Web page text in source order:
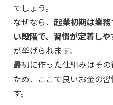
でしょう。
なぜなら、 起業初期は業
い段階で、習慣が定着し
が挙げられます。
最初に作った仕組みはそ
ため、ここで良いお金の
す。